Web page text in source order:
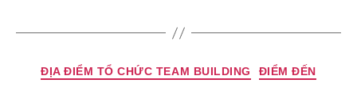
Chuyên
ĐỊA ĐIỂM TỔ CHỨC TEAM BUILDING ĐIỂM ĐẾN